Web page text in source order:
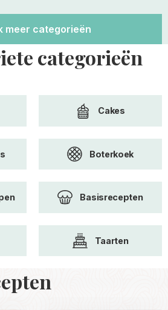
meer categorieën
categorieën
Cakes
Boterkoek
Basisrecepten
Taarten